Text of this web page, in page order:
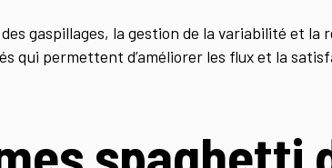
gaspillages, la gestion de la variabilité et la
qui permettent d’améliorer les flux et la
spaghetti